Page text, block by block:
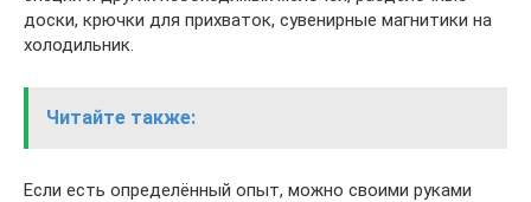
доски, крючки для прихваток, сувенирные магнитики на
холодильник.
Читайте также:
Если есть определённый опыт, можно своими руками